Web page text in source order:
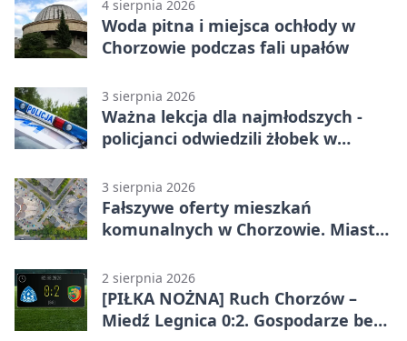
4 sierpnia 2026
Woda pitna i miejsca ochłody w
Chorzowie podczas fali upałów
3 sierpnia 2026
Ważna lekcja dla najmłodszych -
policjanci odwiedzili żłobek w
3 sierpnia 2026
Fałszywe oferty mieszkań
komunalnych w Chorzowie. Miasto
2 sierpnia 2026
[PIŁKA NOŻNA] Ruch Chorzów –
Miedź Legnica 0:2. Gospodarze bez